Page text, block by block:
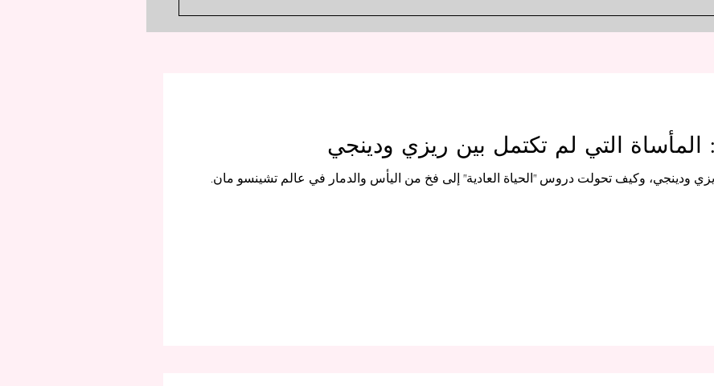
المأساة التي لم تكتمل بين ريزي ودينجي
ودينجي، وكيف تحولت دروس "الحياة العادية" إلى فخ من اليأس والدمار في عالم تشينسو مان.